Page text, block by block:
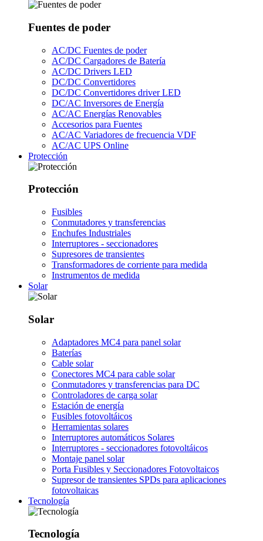
Fuentes de poder
AC/DC Fuentes de poder
AC/DC Cargadores de Batería
AC/DC Drivers LED
DC/DC Convertidores
DC/DC Convertidores driver LED
DC/AC Inversores de Energía
AC/AC Energías Renovables
Accesorios para Fuentes
AC/AC Variadores de frecuencia VDF
AC/AC UPS Online
Protección
Protección
Fusibles
Conmutadores y transferencias
Enchufes Industriales
Interruptores - seccionadores
Supresores de transientes
Transformadores de corriente para medida
Instrumentos de medida
Solar
Solar
Adaptadores MC4 para panel solar
Baterías
Cable solar
Conectores MC4 para cable solar
Conmutadores y transferencias para DC
Controladores de carga solar
Estación de energía
Fusibles fotovoltáicos
Herramientas solares
Interruptores automáticos Solares
Interruptores - seccionadores fotovoltáicos
Montaje panel solar
Porta Fusibles y Seccionadores Fotovoltaicos
Supresor de transientes SPDs para aplicaciones
fotovoltaicas
Tecnología
Tecnología